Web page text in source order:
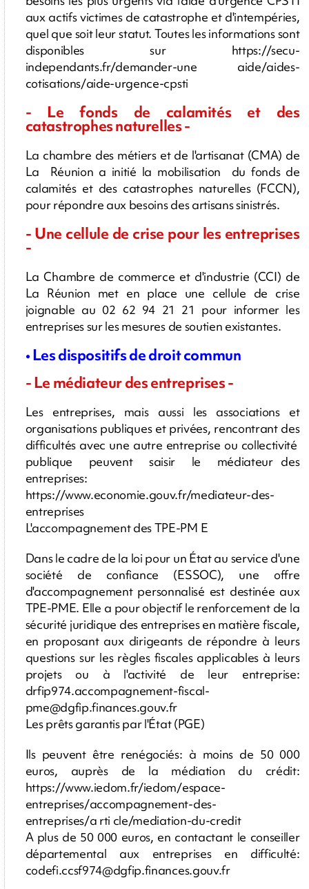
aux actifs victimes de catastrophe et d'intempéries,
quel que soit leur statut. Toutes les informations sont
disponibles sur https://secu-
independants.fr/demander-une­ aide/aides-
cotisations/aide-urgence-cpsti
- Le fonds de calamités et des
catastrophes naturelles -
La chambre des métiers et de l'artisanat (CMA) de
La Réunion a initié la mobilisation du fonds de
calamités et des catastrophes naturelles (FCCN),
pour répondre aux besoins des artisans sinistrés.
- Une cellule de crise pour les entreprises
-
La Chambre de commerce et d'industrie (CCI) de
La Réunion met en place une cellule de crise
joignable au 02 62 94 21 21 pour informer les
entreprises sur les mesures de soutien existantes.
• Les dispositifs de droit commun
- Le médiateur des entreprises -
Les entreprises, mais aussi les associations et
organisations publiques et privées, rencontrant des
difficultés avec une autre entreprise ou collectivité
publique peuvent saisir le médiateur des
entreprises:
https://www.economie.gouv.fr/mediateur-des-
entreprises
L'accompagnement des TPE-PM E
Dans le cadre de la loi pour un État au service d'une
société de confiance (ESSOC), une offre
d'accompagnement personnalisé est destinée aux
TPE-PME. Elle a pour objectif le renforcement de la
sécurité juridique des entreprises en matière fiscale,
en proposant aux dirigeants de répondre à leurs
questions sur les règles fiscales applicables à leurs
projets ou à l'activité de leur entreprise:
drfip974.accompagnement-fiscal-
pme@dgfip.finances.gouv.fr
Les prêts garantis par l'État (PGE)
Ils peuvent être renégociés: à moins de 50 000
euros, auprès de la médiation du crédit:
https://www.iedom.fr/iedom/espace-
entreprises/accompagnement-des-
entreprises/a rti cle/mediation-du-credit
A plus de 50 000 euros, en contactant le conseiller
départemental aux entreprises en difficulté:
codefi.ccsf974@dgfip.finances.gouv.fr